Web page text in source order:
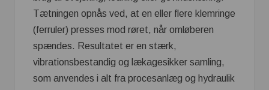
Tætningen opnås ved, at en eller flere klemringe
(ferruler) presses mod røret, når omløberen
spændes. Resultatet er en stærk,
vibrationsbestandig og lækagesikker samling,
som anvendes i alt fra procesanlæg og hydraulik